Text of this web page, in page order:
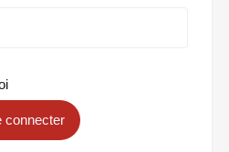
connecter